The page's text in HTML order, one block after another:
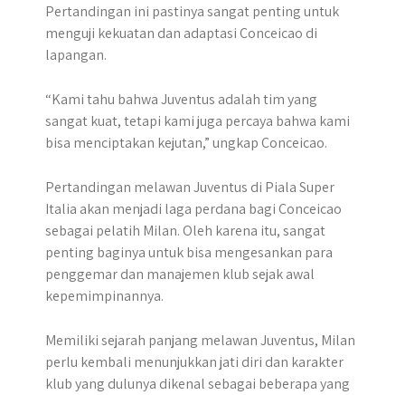
Pertandingan ini pastinya sangat penting untuk
menguji kekuatan dan adaptasi Conceicao di
lapangan.
“Kami tahu bahwa Juventus adalah tim yang
sangat kuat, tetapi kami juga percaya bahwa kami
bisa menciptakan kejutan,” ungkap Conceicao.
Pertandingan melawan Juventus di Piala Super
Italia akan menjadi laga perdana bagi Conceicao
sebagai pelatih Milan. Oleh karena itu, sangat
penting baginya untuk bisa mengesankan para
penggemar dan manajemen klub sejak awal
kepemimpinannya.
Memiliki sejarah panjang melawan Juventus, Milan
perlu kembali menunjukkan jati diri dan karakter
klub yang dulunya dikenal sebagai beberapa yang